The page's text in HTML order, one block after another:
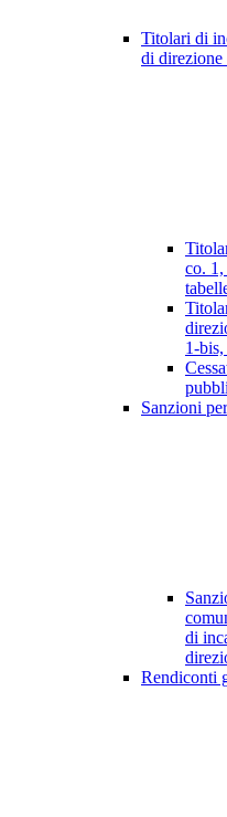
Titolari di
di
co.
1-
Sanzioni
di
Rendiconti